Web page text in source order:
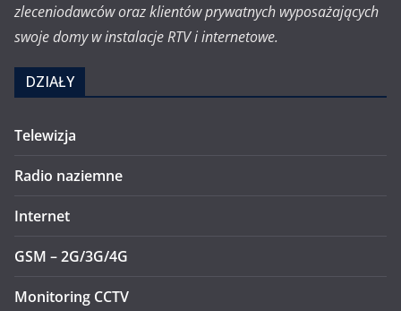
zleceniodawców oraz klientów prywatnych wyposażających
swoje domy w instalacje RTV i internetowe.
DZIAŁY
Telewizja
Radio naziemne
Internet
GSM – 2G/3G/4G
Monitoring CCTV